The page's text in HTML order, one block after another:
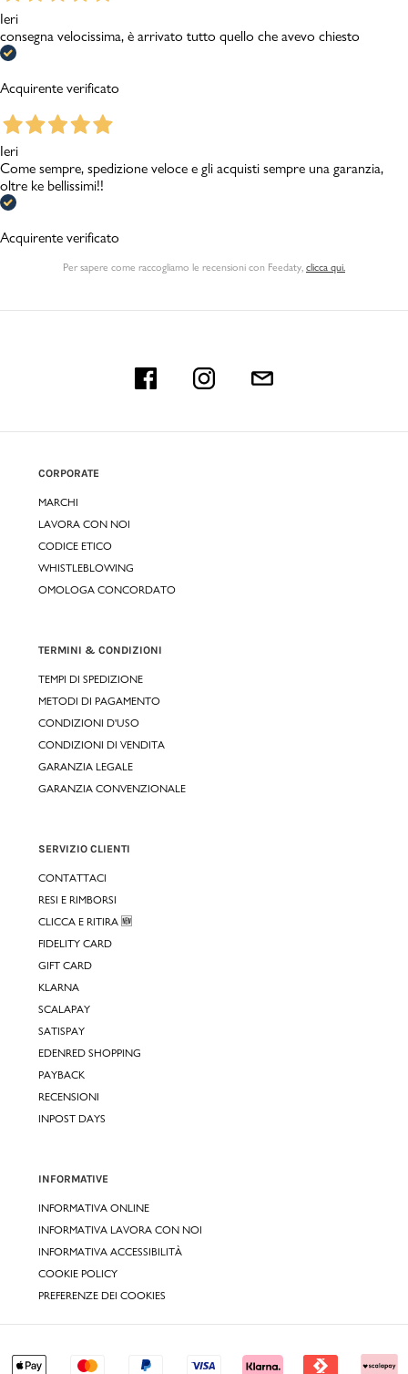
Ieri
consegna velocissima, è arrivato tutto quello che avevo chiesto
Acquirente verificato
Ieri
Come sempre, spedizione veloce e gli acquisti sempre una garanzia,
oltre ke bellissimi!!
Acquirente verificato
Per sapere come raccogliamo le recensioni con Feedaty, clicca qui.
CORPORATE
MARCHI
LAVORA CON NOI
CODICE ETICO
WHISTLEBLOWING
OMOLOGA CONCORDATO
TERMINI & CONDIZIONI
TEMPI DI SPEDIZIONE
METODI DI PAGAMENTO
CONDIZIONI D'USO
CONDIZIONI DI VENDITA
GARANZIA LEGALE
GARANZIA CONVENZIONALE
SERVIZIO CLIENTI
CONTATTACI
RESI E RIMBORSI
CLICCA E RITIRA 🆕
FIDELITY CARD
GIFT CARD
KLARNA
SCALAPAY
SATISPAY
EDENRED SHOPPING
PAYBACK
RECENSIONI
INPOST DAYS
INFORMATIVE
INFORMATIVA ONLINE
INFORMATIVA LAVORA CON NOI
INFORMATIVA ACCESSIBILITÀ
COOKIE POLICY
PREFERENZE DEI COOKIES